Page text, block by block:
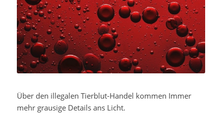
Über den illegalen Tierblut-Handel kommen Immer
mehr grausige Details ans Licht.